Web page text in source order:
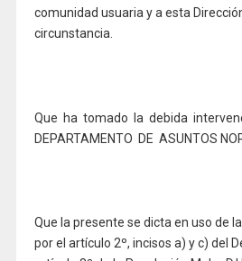
comunidad usuaria y a esta
circunstancia.
Que ha tomado la debida
DEPARTAMENTO DE ASUNTOS
Que la presente se dicta en uso de
por el artículo 2º, incisos a) y c) del